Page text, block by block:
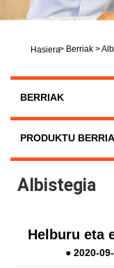
Hasiera> Berriak >
BERRIAK
PRODUKTU
Albistegia
Helburu eta
● 2020-